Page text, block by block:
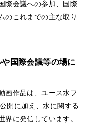
際会議への参加、国際
のこれまでの主な取り
国際会議等の場に
画作品は、ユース水フ
開に加え、水に関する
に発信しています。